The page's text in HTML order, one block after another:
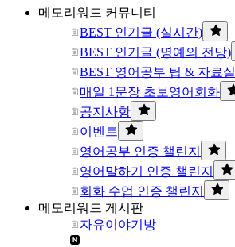
메모리워드 커뮤니티
BEST 인기글 (실시간)
BEST 인기글 (명예의 전당)
BEST 영어공부 팁 & 자료실
매일 1문장 초보영어회화
공지사항
이벤트
영어공부 인증 챌린지
영어말하기 인증 챌린지
회화 수업 인증 챌린지
메모리워드 게시판
자유이야기방